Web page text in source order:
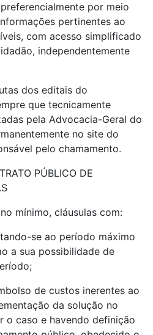
por meio
pertinentes ao
com acesso simplificado
independentemente
dos editais do
que tecnicamente
pela Advocacia-Geral do
no site do
pelo chamamento.
PÚBLICO DE
mínimo, cláusulas com:
se ao período máximo
a sua possibilidade de
de custos inerentes ao
da solução no
o caso e havendo definição